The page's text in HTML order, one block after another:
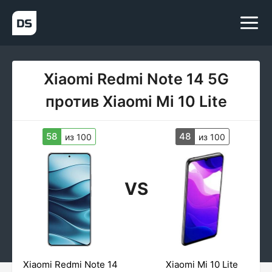
Xiaomi Redmi Note 14 5G
против Xiaomi Mi 10 Lite
58 из 100
VS
48 из 100
Xiaomi Redmi Note 14
Xiaomi Mi 10 Lite